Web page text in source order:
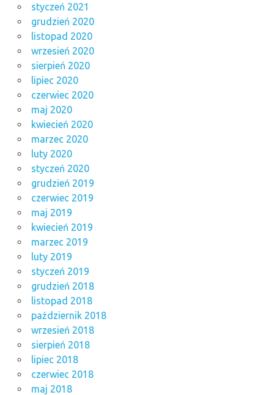
styczeń 2021
grudzień 2020
listopad 2020
wrzesień 2020
sierpień 2020
lipiec 2020
czerwiec 2020
maj 2020
kwiecień 2020
marzec 2020
luty 2020
styczeń 2020
grudzień 2019
czerwiec 2019
maj 2019
kwiecień 2019
marzec 2019
luty 2019
styczeń 2019
grudzień 2018
listopad 2018
październik 2018
wrzesień 2018
sierpień 2018
lipiec 2018
czerwiec 2018
maj 2018